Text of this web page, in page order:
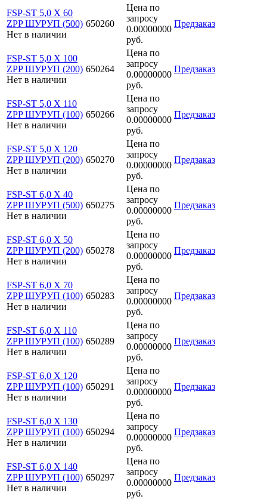
FSP-ST 5,0 X 60
ZPP ШУРУП (500)
Нет в наличии
650260
Цена по
запросу
0.00000000
руб.
Предзаказ
FSP-ST 5,0 X 100
ZPP ШУРУП (200)
Нет в наличии
650264
Цена по
запросу
0.00000000
руб.
Предзаказ
FSP-ST 5,0 X 110
ZPP ШУРУП (100)
Нет в наличии
650266
Цена по
запросу
0.00000000
руб.
Предзаказ
FSP-ST 5,0 X 120
ZPP ШУРУП (200)
Нет в наличии
650270
Цена по
запросу
0.00000000
руб.
Предзаказ
FSP-ST 6,0 X 40
ZPP ШУРУП (500)
Нет в наличии
650275
Цена по
запросу
0.00000000
руб.
Предзаказ
FSP-ST 6,0 X 50
ZPP ШУРУП (200)
Нет в наличии
650278
Цена по
запросу
0.00000000
руб.
Предзаказ
FSP-ST 6,0 X 70
ZPP ШУРУП (100)
Нет в наличии
650283
Цена по
запросу
0.00000000
руб.
Предзаказ
FSP-ST 6,0 X 110
ZPP ШУРУП (100)
Нет в наличии
650289
Цена по
запросу
0.00000000
руб.
Предзаказ
FSP-ST 6,0 X 120
ZPP ШУРУП (100)
Нет в наличии
650291
Цена по
запросу
0.00000000
руб.
Предзаказ
FSP-ST 6,0 X 130
ZPP ШУРУП (100)
Нет в наличии
650294
Цена по
запросу
0.00000000
руб.
Предзаказ
FSP-ST 6,0 X 140
ZPP ШУРУП (100)
Нет в наличии
650297
Цена по
запросу
0.00000000
руб.
Предзаказ